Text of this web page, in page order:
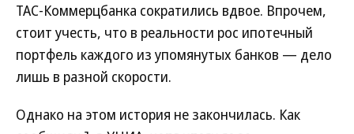
ТАС-Коммерцбанка сократились вдвое. Впрочем,
стоит учесть, что в реальности рос ипотечный
портфель каждого из упомянутых банков — дело
лишь в разной скорости.
Однако на этом история не закончилась. Как